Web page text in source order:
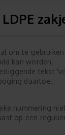
om te
kan worden.
tekst
daartoe.
nummering
op een